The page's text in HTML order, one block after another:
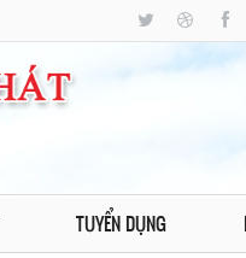
TUYỂN DỤNG